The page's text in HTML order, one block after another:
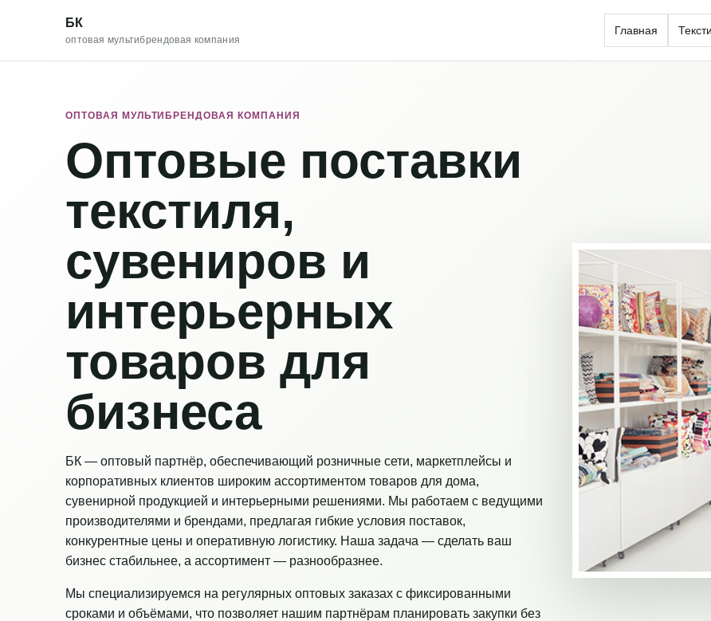
БК
оптовая мультибрендовая компания
Главная
ОПТОВАЯ МУЛЬТИБРЕНДОВАЯ КОМПАНИЯ
Оптовые поставки
текстиля,
сувениров и
интерьерных
товаров для
бизнеса
БК — оптовый партнёр, обеспечивающий розничные сети, маркетплейсы и
корпоративных клиентов широким ассортиментом товаров для дома,
сувенирной продукцией и интерьерными решениями. Мы работаем с ведущими
производителями и брендами, предлагая гибкие условия поставок,
конкурентные цены и оперативную логистику. Наша задача — сделать ваш
бизнес стабильнее, а ассортимент — разнообразнее.
Мы специализируемся на регулярных оптовых заказах с фиксированными
сроками и объёмами, что позволяет нашим партнёрам планировать закупки без